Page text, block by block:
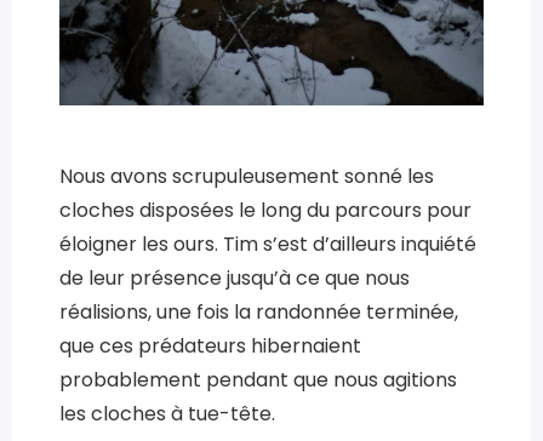
Nous avons scrupuleusement sonné les
cloches disposées le long du parcours pour
éloigner les ours. Tim s’est d’ailleurs inquiété
de leur présence jusqu’à ce que nous
réalisions, une fois la randonnée terminée,
que ces prédateurs hibernaient
probablement pendant que nous agitions
les cloches à tue-tête.